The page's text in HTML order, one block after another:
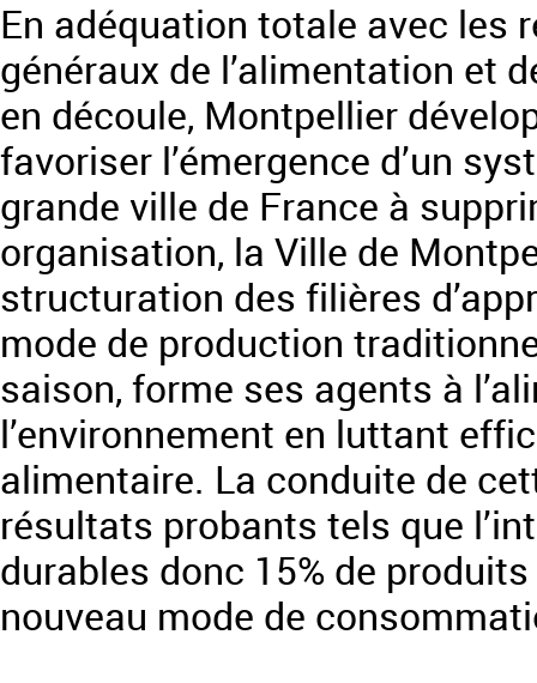
En adéquation totale avec les
généraux de l’alimentation et
en découle, Montpellier
favoriser l’émergence d’un
grande ville de France à
organisation, la Ville de
structuration des filières
mode de production
saison, forme ses agents à
l’environnement en luttant
alimentaire. La conduite de
résultats probants tels que
durables donc 15% de
nouveau mode de